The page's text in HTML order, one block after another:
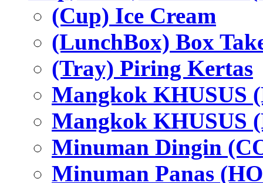
(Cup) Ice Cream
(LunchBox) Box
(Tray) Piring Kertas
Mangkok KHUSUS
Mangkok KHUSUS
Minuman Dingin
Minuman Panas